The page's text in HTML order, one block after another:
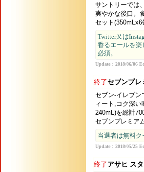
サントリーでは
爽やかな後口。
セット(350mLx6
Twitter又は
香るエールを楽
必須。
Update：2018/06/06
終了セブンプレ
セブン‐イレブ
ィート,コク深
240mL)を総計
セブンプレミア
当選者は無料ク
Update：2018/05/25
終了 アサヒ ス